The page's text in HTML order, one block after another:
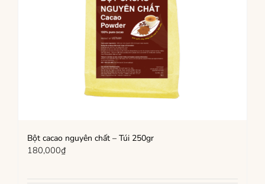
Bột cacao nguyên chất – Túi 250gr
180,000₫